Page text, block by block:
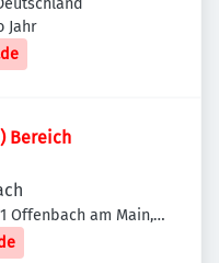
Jahr
Bereich
Offenbach am Main,